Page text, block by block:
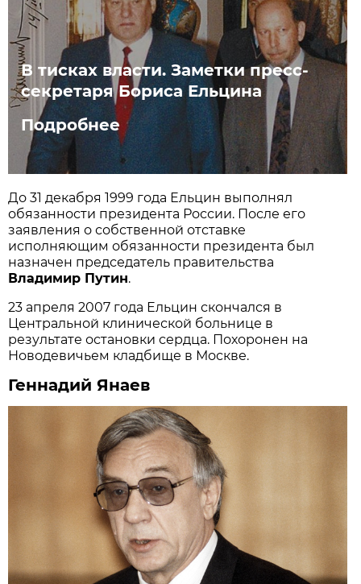
В тисках власти. Заметки пресс-
секретаря Бориса Ельцина
Подробнее
До 31 декабря 1999 года Ельцин выполнял
обязанности президента России. После его
заявления о собственной отставке
исполняющим обязанности президента был
назначен председатель правительства
Владимир Путин.
23 апреля 2007 года Ельцин скончался в
Центральной клинической больнице в
результате остановки сердца. Похоронен на
Новодевичьем кладбище в Москве.
Геннадий Янаев